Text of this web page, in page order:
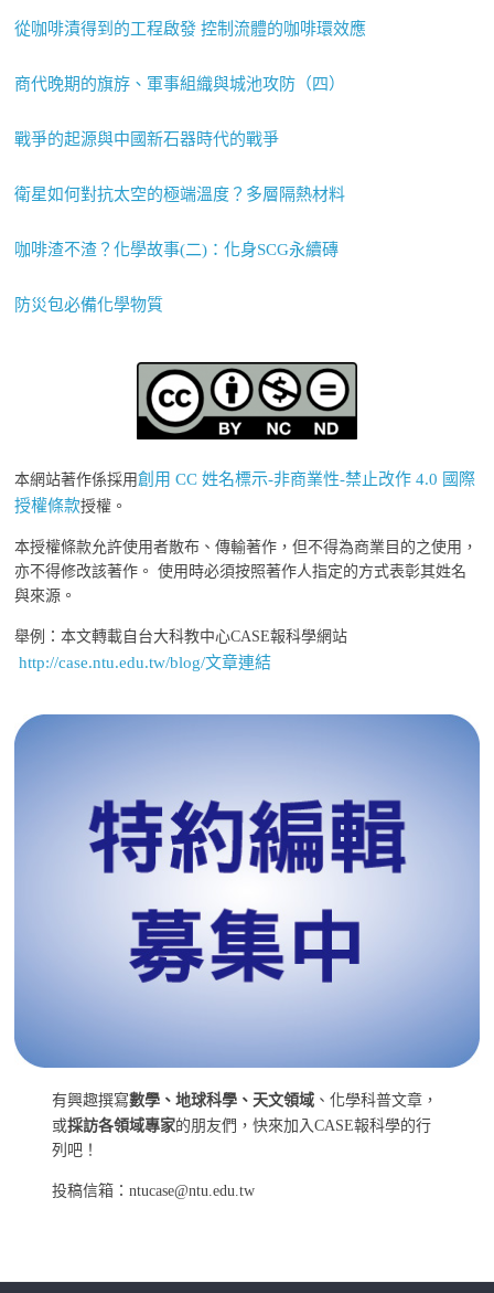
從咖啡漬得到的工程啟發 控制流體的咖啡環效應
商代晚期的旗斿、軍事組織與城池攻防（四）
戰爭的起源與中國新石器時代的戰爭
衛星如何對抗太空的極端溫度？多層隔熱材料
咖啡渣不渣？化學故事(二)：化身SCG永續磚
防災包必備化學物質
本網站著作係採用創用 CC 姓名標示-非商業性-禁止改作 4.0 國際
授權條款授權。
本授權條款允許使用者散布、傳輸著作，但不得為商業目的之使用，
亦不得修改該著作。 使用時必須按照著作人指定的方式表彰其姓名
與來源。
舉例：本文轉載自台大科教中心CASE報科學網站
http://case.ntu.edu.tw/blog/文章連結
有興趣撰寫數學、地球科學、天文領域 、化學科普文章，
或採訪各領域專家的朋友們，快來加入CASE報科學的行
列吧！
投稿信箱：ntucase@ntu.edu.tw